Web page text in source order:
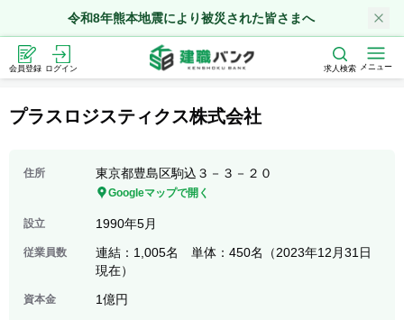
令和8年熊本地震により被災された皆さまへ
会員登録 ログイン 求人検索 メニュー
プラスロジスティクス株式会社
住所 東京都豊島区駒込３－３－２０
Googleマップで開く
設立 1990年5月
従業員数
連結：1,005名 単体：450名（2023年12月31日
現在）
資本金 1億円